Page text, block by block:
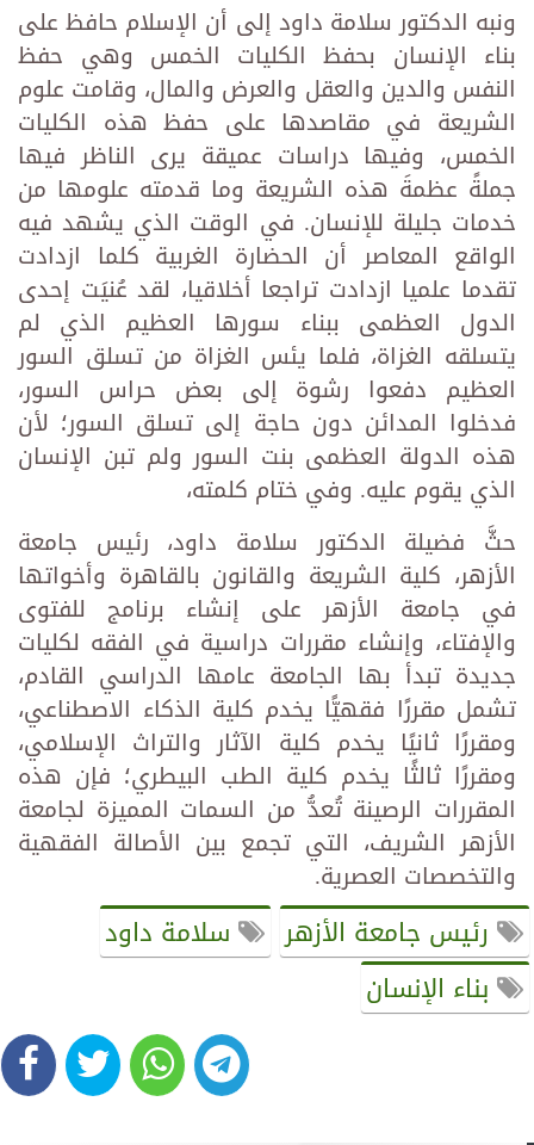
ونبه الدكتور سلامة داود إلى أن الإسلام حافظ على
بناء الإنسان بحفظ الكليات الخمس وهي حفظ
النفس ‏والدين والعقل ‏والعرض والمال، وقامت علوم
الشريعة في مقاصدها على حفظ هذه الكليات
الخمس، وفيها ‏‏دراسات عميقة يرى الناظر فيها
جملةً عظمةَ هذه الشريعة وما قدمته علومها من
خدمات جليلة ‏للإنسان. في ‏الوقت الذي يشهد فيه
الواقع المعاصر أن الحضارة الغربية كلما ازدادت
تقدما علميا ازدادت تراجعا أخلاقيا، ‏لقد عُنيَت إحدى
الدول العظمى ‏ببناء سورها العظيم الذي لم
يتسلقه الغزاة، فلما يئس الغزاة من تسلق السور
‏العظيم دفعوا رشوة ‏إلى بعض حراس السور،
فدخلوا المدائن دون حاجة إلى تسلق السور؛ لأن
هذه الدولة ‏العظمى ‏بنت السور ولم تبن الإنسان
الذي يقوم عليه.‏ وفي ختام كلمته،
حثَّ فضيلة الدكتور سلامة داود، رئيس جامعة
الأزهر، كلية الشريعة والقانون بالقاهرة ‏وأخواتها
في جامعة الأزهر على إنشاء برنامج للفتوى
والإفتاء، وإنشاء مقررات دراسية في الفقه لكليات
جديدة ‏تبدأ بها الجامعة عامها الدراسي القادم،
تشمل مقررًا فقهيًّا يخدم كلية الذكاء الاصطناعي،
ومقررًا ثانيًا يخدم ‏كلية الآثار والتراث الإسلامي،
ومقررًا ثالثًا يخدم كلية الطب البيطري؛ فإن هذه
المقررات الرصينة تُعدُّ من ‏السمات المميزة لجامعة
الأزهر الشريف، التي تجمع بين الأصالة الفقهية
والتخصصات العصرية.‏
رئيس جامعة الأزهر
سلامة داود
بناء الإنسان